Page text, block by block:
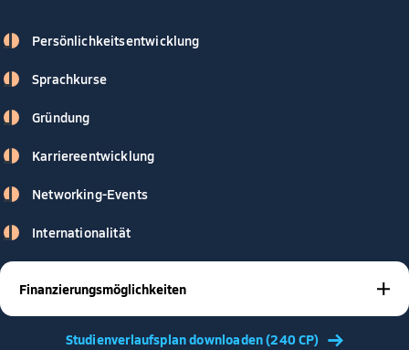
Persönlichkeitsentwicklung
Sprachkurse
Gründung
Karriereentwicklung
Networking-Events
Internationalität
Finanzierungsmöglichkeiten
MitBAföG,StipendienoderStudienkreditengibt es viele
Möglichkeiten, dein Studium zu finanzieren – und wir
Studienverlaufsplan downloaden (240 CP)